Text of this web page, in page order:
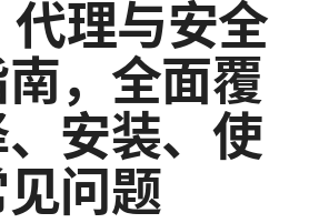
理与安全
，全面覆
安装、使
问题